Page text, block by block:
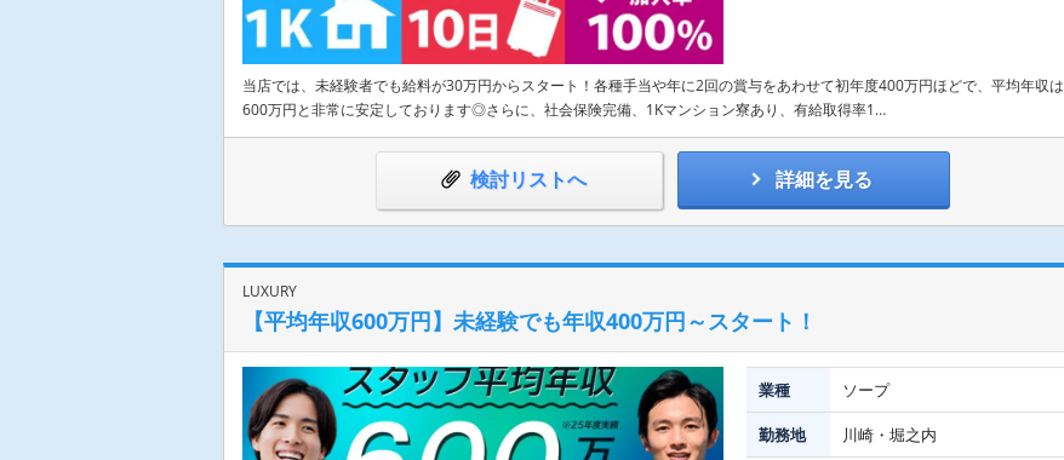
当店では、未経験者でも給料が30万円からスタート！各種手当や年に2回の賞与をあわせて初年度400万円ほどで、平均年収は
600万円と非常に安定しております◎さらに、社会保険完備、1Kマンション寮あり、有給取得率1…
詳細を見る
検討リストへ
LUXURY
【平均年収600万円】未経験でも年収400万円～スタート！
業種 ソープ
勤務地 川崎・堀之内